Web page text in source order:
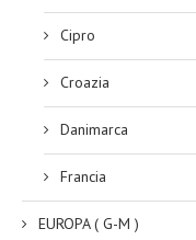
Cipro
Croazia
Danimarca
Francia
EUROPA ( G-M )